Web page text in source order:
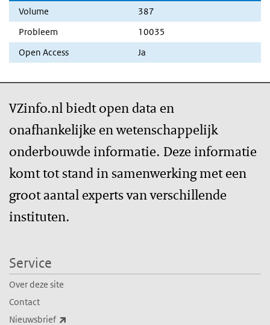
Volume
387
Probleem
10035
Open Access
Ja
VZinfo.nl biedt open data en
onafhankelijke en wetenschappelijk
onderbouwde informatie. Deze informatie
komt tot stand in samenwerking met een
groot aantal experts van verschillende
instituten.
Service
Over deze site
Contact
Nieuwsbrief